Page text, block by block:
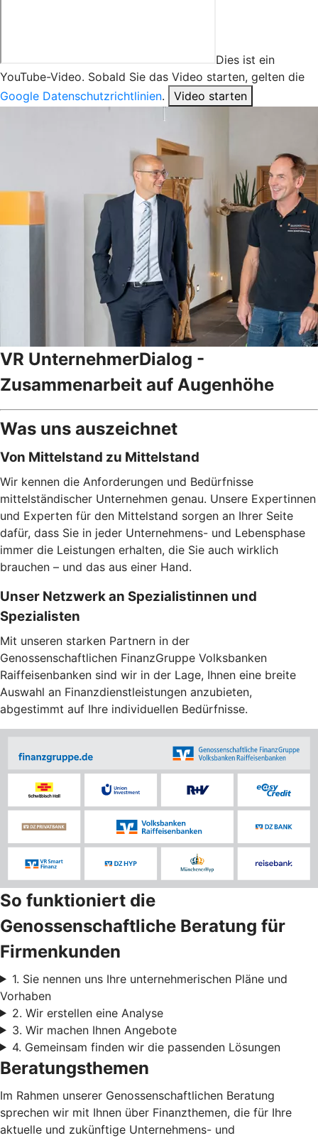
Dies ist ein
YouTube-Video. Sobald Sie das Video starten, gelten die
Google Datenschutzrichtlinien. Video starten
VR UnternehmerDialog -
Zusammenarbeit auf Augenhöhe
Was uns auszeichnet
Von Mittelstand zu Mittelstand
Wir kennen die Anforderungen und Bedürfnisse
mittelständischer Unternehmen genau. Unsere Expertinnen
und Experten für den Mittelstand sorgen an Ihrer Seite
dafür, dass Sie in jeder Unternehmens- und Lebensphase
immer die Leistungen erhalten, die Sie auch wirklich
brauchen – und das aus einer Hand.
Unser Netzwerk an Spezialistinnen und
Spezialisten
Mit unseren starken Partnern in der
Genossenschaftlichen FinanzGruppe Volksbanken
Raiffeisenbanken sind wir in der Lage, Ihnen eine breite
Auswahl an Finanzdienstleistungen anzubieten,
abgestimmt auf Ihre individuellen Bedürfnisse.
So funktioniert die
Genossenschaftliche Beratung für
Firmenkunden
1. Sie nennen uns Ihre unternehmerischen Pläne und
Vorhaben
2. Wir erstellen eine Analyse
3. Wir machen Ihnen Angebote
4. Gemeinsam finden wir die passenden Lösungen
Beratungsthemen
Im Rahmen unserer Genossenschaftlichen Beratung
sprechen wir mit Ihnen über Finanzthemen, die für Ihre
aktuelle und zukünftige Unternehmens- und